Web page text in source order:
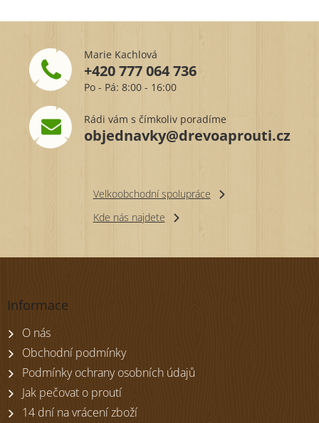
Marie Kachlová
+420 777 064 736
Po - Pá: 8:00 - 16:00
objednavky@drevoaprouti.cz
Rádi vám s čímkoliv poradíme
Velkoobchodní spolupráce
Kde nás najdete
Z
Informace
O nás
Obchodní podmínky
Podmínky ochrany osobních údajů
Jak pečovat o proutí
14 dní na vrácení zboží